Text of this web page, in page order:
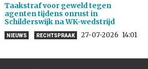
Taakstraf voor geweld tegen
agenten tijdens onrust in
Schilderswijk na WK-wedstrijd
NIEUWS RECHTSPRAAK 27-07-2026 14:01